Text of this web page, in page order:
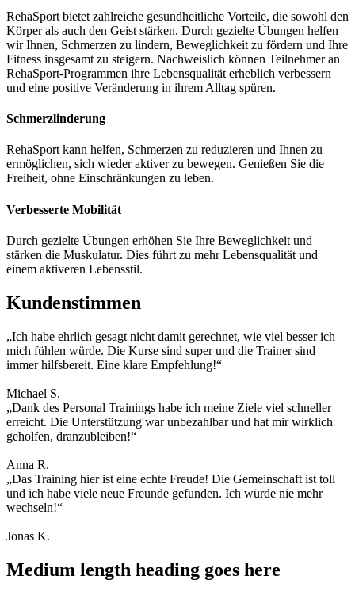
RehaSport bietet zahlreiche gesundheitliche Vorteile, die sowohl den
Körper als auch den Geist stärken. Durch gezielte Übungen helfen
wir Ihnen, Schmerzen zu lindern, Beweglichkeit zu fördern und Ihre
Fitness insgesamt zu steigern. Nachweislich können Teilnehmer an
RehaSport-Programmen ihre Lebensqualität erheblich verbessern
und eine positive Veränderung in ihrem Alltag spüren.
Schmerzlinderung
RehaSport kann helfen, Schmerzen zu reduzieren und Ihnen zu
ermöglichen, sich wieder aktiver zu bewegen. Genießen Sie die
Freiheit, ohne Einschränkungen zu leben.
Verbesserte Mobilität
Durch gezielte Übungen erhöhen Sie Ihre Beweglichkeit und
stärken die Muskulatur. Dies führt zu mehr Lebensqualität und
einem aktiveren Lebensstil.
Kundenstimmen
„Ich habe ehrlich gesagt nicht damit gerechnet, wie viel besser ich
mich fühlen würde. Die Kurse sind super und die Trainer sind
immer hilfsbereit. Eine klare Empfehlung!“
Michael S.
„Dank des Personal Trainings habe ich meine Ziele viel schneller
erreicht. Die Unterstützung war unbezahlbar und hat mir wirklich
geholfen, dranzubleiben!“
Anna R.
„Das Training hier ist eine echte Freude! Die Gemeinschaft ist toll
und ich habe viele neue Freunde gefunden. Ich würde nie mehr
wechseln!“
Jonas K.
Medium length heading goes here